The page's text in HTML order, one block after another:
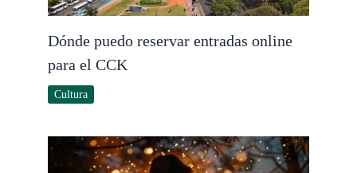
Dónde puedo reservar entradas online
para el CCK
Cultura